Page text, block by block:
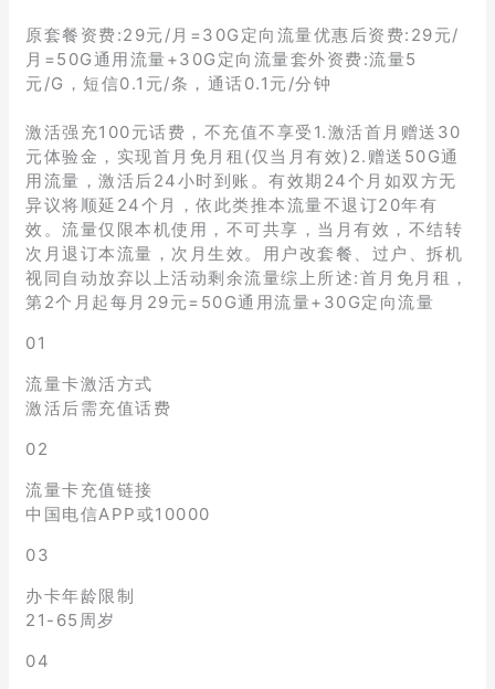
原套餐资费:29元/月=30G定向流量优惠后资费:29元/
月=50G通用流量+30G定向流量套外资费:流量5
元/G，短信0.1元/条，通话0.1元/分钟
激活强充100元话费，不充值不享受1.激活首月赠送30
元体验金，实现首月免月租(仅当月有效)2.赠送50G通
用流量，激活后24小时到账。有效期24个月如双方无
异议将顺延24个月，依此类推本流量不退订20年有
效。流量仅限本机使用，不可共享，当月有效，不结转
次月退订本流量，次月生效。用户改套餐、过户、拆机
视同自动放弃以上活动剩余流量综上所述:首月免月租，
第2个月起每月29元=50G通用流量+30G定向流量
01
流量卡激活方式
激活后需充值话费
02
流量卡充值链接
中国电信APP或10000
03
办卡年龄限制
21-65周岁
04